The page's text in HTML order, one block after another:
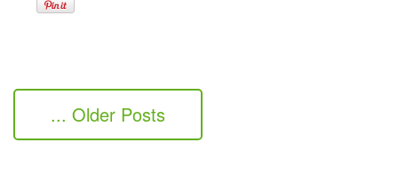
... Older Posts